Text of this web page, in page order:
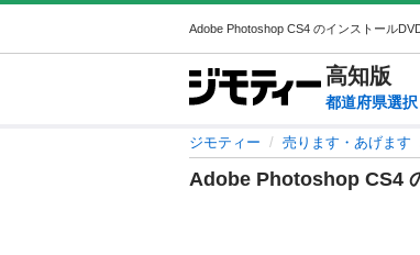
高知版
都道府県選択
ジモティー 売ります・あげます
Adobe Photoshop CS4